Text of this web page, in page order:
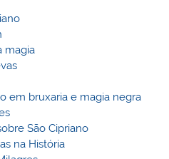
magia
em bruxaria e magia negra
São Cipriano
na História